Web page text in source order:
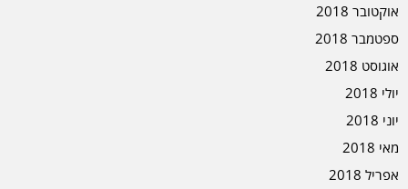
אוקטובר 2018
ספטמבר 2018
אוגוסט 2018
יולי 2018
יוני 2018
מאי 2018
אפריל 2018